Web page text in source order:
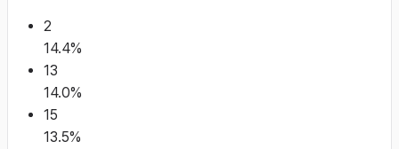
2
14.4%
13
14.0%
15
13.5%